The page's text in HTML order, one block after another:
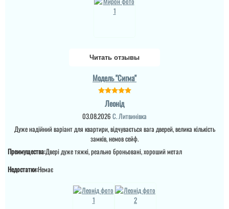
Читать отзывы
Модель "Сигма"
Леонід
03.08.2026 С. Литвинівка
Дуже надійний варіант для квартири, відчувається вага дверей, велика кількість
замків, немов сейф.
Преимущества:Двері дуже тяжкі, реально броньовані, хороший метал
Недостатки:Немає